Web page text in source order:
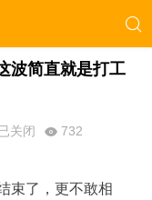
波简直就是打工
关闭 732
束了，更不敢相